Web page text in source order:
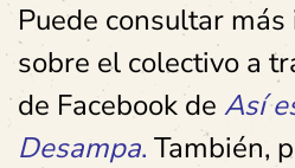
Puede consultar
sobre el colectivo a
de Facebook de Así
Desampa. También,